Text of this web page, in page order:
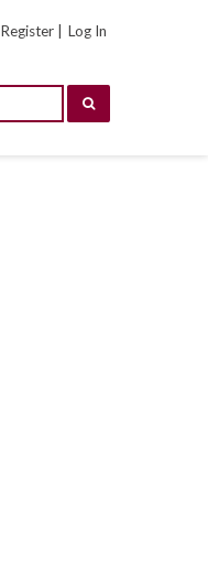
Register | Log In